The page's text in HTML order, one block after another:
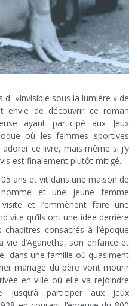
»Invisible sous la lumière » de
envie de découvrir ce roman
ayant participé aux Jeux
où les femmes sportives
ce livre, mais même si j’y
est finalement plutôt mitigé.
ans et vit dans une maison de
et une jeune femme
et l’emmènent faire une
vite qu’ils ont une idée derrière
consacrés à l’époque
d’Aganetha, son enfance et
dans une famille où quasiment
mariage du père vont mourir
en ville où elle va rejoindre
jusqu’à participer aux Jeux